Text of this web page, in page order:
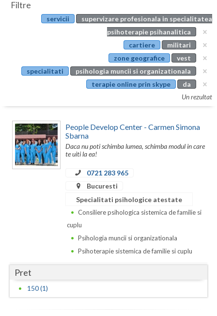
Botosani
Bucuresti
Calarasi
Caras-Severin
Cluj
Constanta
Giurgiu
Gorj
Articole
Evenimente
Filtre
servicii
supervizare profesionala in specialitatea
psihoterapie psihanalitica
cartiere
militari
zone geografice
vest
specialitati
psihologia muncii si organizationala
terapie online prin skype
da
Un rezultat
People Develop Center - Carmen Simona
Sbarna
Daca nu poti schimba lumea, schimba modul in care
te uiti la ea!
0721 283 965
Bucuresti
Specialitati psihologice atestate
Consiliere psihologica sistemica de familie si
cuplu
Psihologia muncii si organizationala
Psihoterapie sistemica de familie si cuplu
Pret
150 (1)